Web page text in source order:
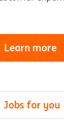
Learn more
Jobs for you